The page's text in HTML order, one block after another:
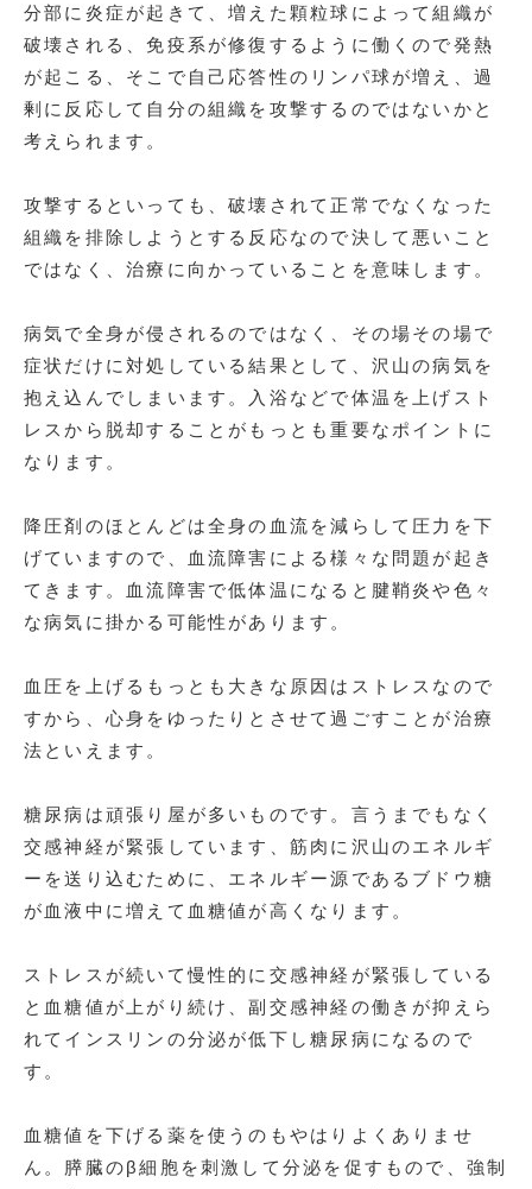
分部に炎症が起きて、増えた顆粒球によって組織が
破壊される、免疫系が修復するように働くので発熱
が起こる、そこで自己応答性のリンパ球が増え、過
剰に反応して自分の組織を攻撃するのではないかと
考えられます。
攻撃するといっても、破壊されて正常でなくなった
組織を排除しようとする反応なので決して悪いこと
ではなく、治療に向かっていることを意味します。
病気で全身が侵されるのではなく、その場その場で
症状だけに対処している結果として、沢山の病気を
抱え込んでしまいます。入浴などで体温を上げスト
レスから脱却することがもっとも重要なポイントに
なります。
降圧剤のほとんどは全身の血流を減らして圧力を下
げていますので、血流障害による様々な問題が起き
てきます。血流障害で低体温になると腱鞘炎や色々
な病気に掛かる可能性があります。
血圧を上げるもっとも大きな原因はストレスなので
すから、心身をゆったりとさせて過ごすことが治療
法といえます。
糖尿病は頑張り屋が多いものです。言うまでもなく
交感神経が緊張しています、筋肉に沢山のエネルギ
ーを送り込むために、エネルギー源であるブドウ糖
が血液中に増えて血糖値が高くなります。
ストレスが続いて慢性的に交感神経が緊張している
と血糖値が上がり続け、副交感神経の働きが抑えら
れてインスリンの分泌が低下し糖尿病になるので
す。
血糖値を下げる薬を使うのもやはりよくありませ
ん。膵臓のβ細胞を刺激して分泌を促すもので、強制